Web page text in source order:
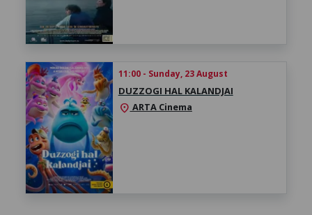
11:00 - Sunday, 23 August
DUZZOGI HAL KALANDJAI
location_onARTA Cinema